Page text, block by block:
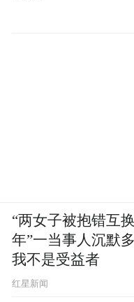
“两女子被抱错互
年”一当事人沉默
我不是受益者
红星新闻